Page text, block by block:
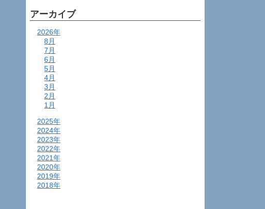
アーカイブ
2026年
8月
7月
6月
5月
4月
3月
2月
1月
2025年
2024年
2023年
2022年
2021年
2020年
2019年
2018年